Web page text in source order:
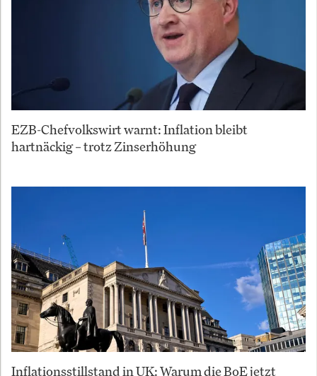
EZB-Chefvolkswirt warnt: Inflation bleibt
hartnäckig – trotz Zinserhöhung
Inflationsstillstand in UK: Warum die BoE jetzt